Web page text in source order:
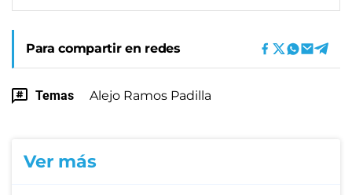
Para compartir en redes
Temas Alejo Ramos Padilla
Ver más